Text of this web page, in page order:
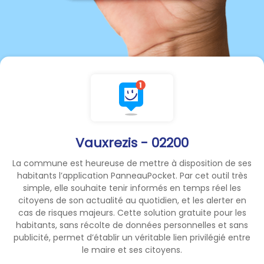
Vauxrezis - 02200
La commune est heureuse de mettre à disposition de ses
habitants l’application PanneauPocket. Par cet outil très
simple, elle souhaite tenir informés en temps réel les
citoyens de son actualité au quotidien, et les alerter en
cas de risques majeurs. Cette solution gratuite pour les
habitants, sans récolte de données personnelles et sans
publicité, permet d’établir un véritable lien privilégié entre
le maire et ses citoyens.